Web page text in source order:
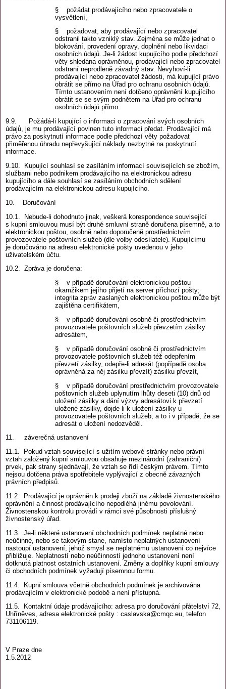
§ požádat prodávajícího nebo zpracovatele o
vysvětlení,
§ požadovat, aby prodávající nebo zpracovatel
odstranil takto vzniklý stav. Zejména se může jednat o
blokování, provedení opravy, doplnění nebo likvidaci
osobních údajů. Je-li žádost kupujícího podle předchozí
věty shledána oprávněnou, prodávající nebo zpracovatel
odstraní neprodleně závadný stav. Nevyhoví-li
prodávající nebo zpracovatel žádosti, má kupující právo
obrátit se přímo na Úřad pro ochranu osobních údajů.
Tímto ustanovením není dotčeno oprávnění kupujícího
obrátit se se svým podnětem na Úřad pro ochranu
osobních údajů přímo.
9.9. Požádá-li kupující o informaci o zpracování svých osobních
údajů, je mu prodávající povinen tuto informaci předat. Prodávající má
právo za poskytnutí informace podle předchozí věty požadovat
přiměřenou úhradu nepřevyšující náklady nezbytné na poskytnutí
informace.
9.10. Kupující souhlasí se zasíláním informací souvisejících se zbožím,
službami nebo podnikem prodávajícího na elektronickou adresu
kupujícího a dále souhlasí se zasíláním obchodních sdělení
prodávajícím na elektronickou adresu kupujícího.
10. Doručování
10.1. Nebude-li dohodnuto jinak, veškerá korespondence související
s kupní smlouvou musí být druhé smluvní straně doručena písemně, a to
elektronickou poštou, osobně nebo doporučeně prostřednictvím
provozovatele poštovních služeb (dle volby odesílatele). Kupujícímu
je doručováno na adresu elektronické pošty uvedenou v jeho
uživatelském účtu.
10.2. Zpráva je doručena:
§ v případě doručování elektronickou poštou
okamžikem jejího přijetí na server příchozí pošty;
integrita zpráv zaslaných elektronickou poštou může být
zajištěna certifikátem,
§ v případě doručování osobně či prostřednictvím
provozovatele poštovních služeb převzetím zásilky
adresátem,
§ v případě doručování osobně či prostřednictvím
provozovatele poštovních služeb též odepřením
převzetí zásilky, odepře-li adresát (popřípadě osoba
oprávněná za něj zásilku převzít) zásilku převzít,
§ v případě doručování prostřednictvím provozovatele
poštovních služeb uplynutím lhůty deseti (10) dnů od
uložení zásilky a dání výzvy adresátovi k převzetí
uložené zásilky, dojde-li k uložení zásilky u
provozovatele poštovních služeb, a to i v případě, že se
adresát o uložení nedozvěděl.
11. záverečná ustanovení
11.1. Pokud vztah související s užitím webové stránky nebo právní
vztah založený kupní smlouvou obsahuje mezinárodní (zahraniční)
prvek, pak strany sjednávají, že vztah se řídí českým právem. Tímto
nejsou dotčena práva spotřebitele vyplývající z obecně závazných
právních předpisů.
11.2. Prodávající je oprávněn k prodeji zboží na základě živnostenského
oprávnění a činnost prodávajícího nepodléhá jinému povolování.
Živnostenskou kontrolu provádí v rámci své působnosti příslušný
živnostenský úřad.
11.3. Je-li některé ustanovení obchodních podmínek neplatné nebo
neúčinné, nebo se takovým stane, namísto neplatných ustanovení
nastoupí ustanovení, jehož smysl se neplatnému ustanovení co nejvíce
přibližuje. Neplatností nebo neúčinností jednoho ustanovení není
dotknutá platnost ostatních ustanovení. Změny a doplňky kupní smlouvy
či obchodních podmínek vyžadují písemnou formu.
11.4. Kupní smlouva včetně obchodních podmínek je archivována
prodávajícím v elektronické podobě a není přístupná.
11.5. Kontaktní údaje prodávajícího: adresa pro doručování přátelství 72,
Uhříněves, adresa elektronické pošty : caslavska@cmqc.eu, telefon
731106119.
V Praze dne